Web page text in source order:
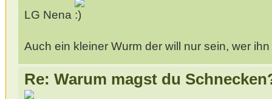
LG Nena
Auch ein kleiner Wurm der will nur sein, wer
Re: Warum magst du